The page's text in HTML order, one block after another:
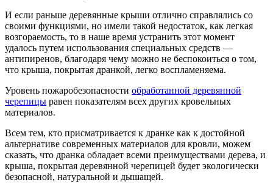
И если раньше деревянные крыши отлично справлялись со
своими функциями, но имели такой недостаток, как легкая
возгораемость, то в наше время устранить этот момент
удалось путем использования специальных средств —
антипиренов, благодаря чему можно не беспокоиться о том,
что крыша, покрытая дранкой, легко воспламеняема.
Уровень пожаробезопасности обработанной деревянной
черепицы равен показателям всех других кровельных
материалов.
Всем тем, кто присматривается к дранке как к достойной
альтернативе современных материалов для кровли, можем
сказать, что дранка обладает всеми преимуществами дерева, и
крыша, покрытая деревянной черепицей будет экологически
безопасной, натуральной и дышащей.